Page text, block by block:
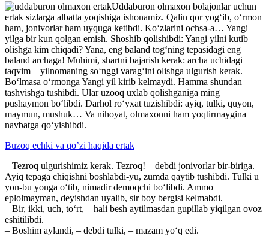
Uddaburon olmaxon bolajonlar uchun
ertak sizlarga albatta yoqishiga ishonamiz. Qalin qor yog‘ib, o‘rmon
ham, jonivorlar ham uyquga ketibdi. Ko‘zlarini ochsa-a… Yangi
yilga bir kun qolgan emish. Shoshib qolishibdi: Yangi yilni kutib
olishga kim chiqadi? Yana, eng baland tog‘ning tepasidagi eng
baland archaga! Muhimi, shartni bajarish kerak: archa uchidagi
taqvim – yilnomaning so‘nggi varag‘ini olishga ulgurish kerak.
Bo‘lmasa o‘rmonga Yangi yil kirib kelmaydi. Hamma shundan
tashvishga tushibdi. Ular uzooq uxlab qolishganiga ming
pushaymon bo‘libdi. Darhol ro‘yxat tuzishibdi: ayiq, tulki, quyon,
maymun, mushuk… Va nihoyat, olmaxonni ham yoqtirmaygina
navbatga qo‘yishibdi.
Buzoq echki va qo’zi haqida ertak
– Tezroq ulgurishimiz kerak. Tezroq! – debdi jonivorlar bir-biriga.
Ayiq tepaga chiqishni boshlabdi-yu, zumda qaytib tushibdi. Tulki u
yon-bu yonga o‘tib, nimadir demoqchi bo‘libdi. Ammo
eplolmayman, deyishdan uyalib, sir boy bergisi kelmabdi.
– Bir, ikki, uch, to‘rt, – hali besh aytilmasdan gupillab yiqilgan ovoz
eshitilibdi.
– Boshim aylandi, – debdi tulki, – mazam yo‘q edi.